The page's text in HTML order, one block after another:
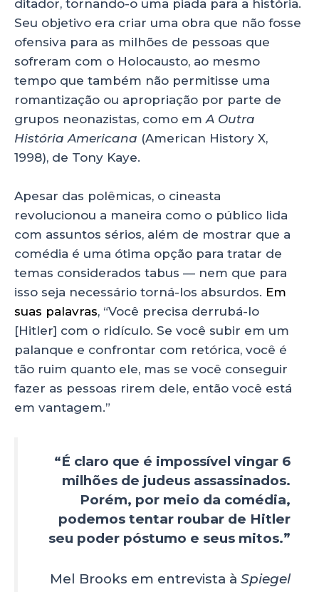
ditador, tornando-o uma piada para a história.
Seu objetivo era criar uma obra que não fosse
ofensiva para as milhões de pessoas que
sofreram com o Holocausto, ao mesmo
tempo que também não permitisse uma
romantização ou apropriação por parte de
grupos neonazistas, como em A Outra
História Americana (American History X,
1998), de Tony Kaye.
Apesar das polêmicas, o cineasta
revolucionou a maneira como o público lida
com assuntos sérios, além de mostrar que a
comédia é uma ótima opção para tratar de
temas considerados tabus — nem que para
isso seja necessário torná-los absurdos. Em
suas palavras, “Você precisa derrubá-lo
[Hitler] com o ridículo. Se você subir em um
palanque e confrontar com retórica, você é
tão ruim quanto ele, mas se você conseguir
fazer as pessoas rirem dele, então você está
em vantagem.”
“É claro que é impossível vingar 6
milhões de judeus assassinados.
Porém, por meio da comédia,
podemos tentar roubar de Hitler
seu poder póstumo e seus mitos.”
Mel Brooks em entrevista à Spiegel